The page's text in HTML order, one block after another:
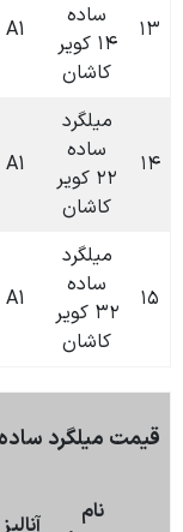
۱۲
ساده کیلوگرم
۱۲
ساده کیلوگرم
۱۲
ساده کیلوگرم
نوع واحد